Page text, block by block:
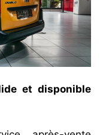
et disponible